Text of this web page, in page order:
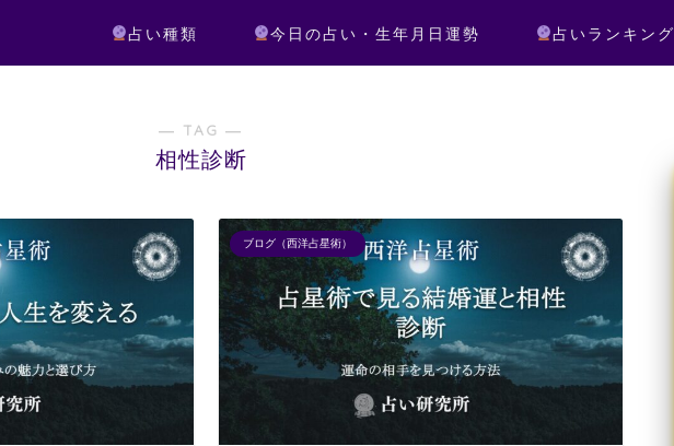
占い種類 今日の占い・生年月日運勢 占いランキング
― TAG ―
相性診断
ブログ（西洋占星術）